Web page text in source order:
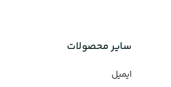
سایر محصولات
ایمیل